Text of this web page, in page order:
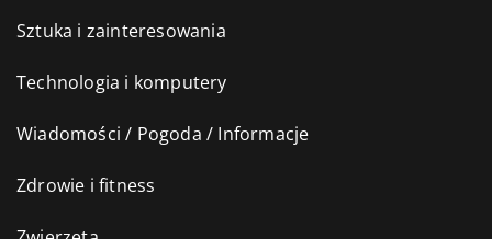
Sztuka i zainteresowania
Technologia i komputery
Wiadomości / Pogoda / Informacje
Zdrowie i fitness